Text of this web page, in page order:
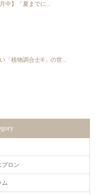
中】「夏までに...
「植物調合士®︎」の世...
プロン
ム